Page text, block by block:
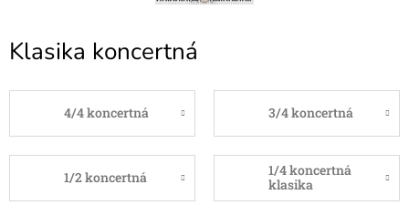
Klasika koncertná
4/4 koncertná 3/4 koncertná
1/2 koncertná
1/4 koncertná
klasika